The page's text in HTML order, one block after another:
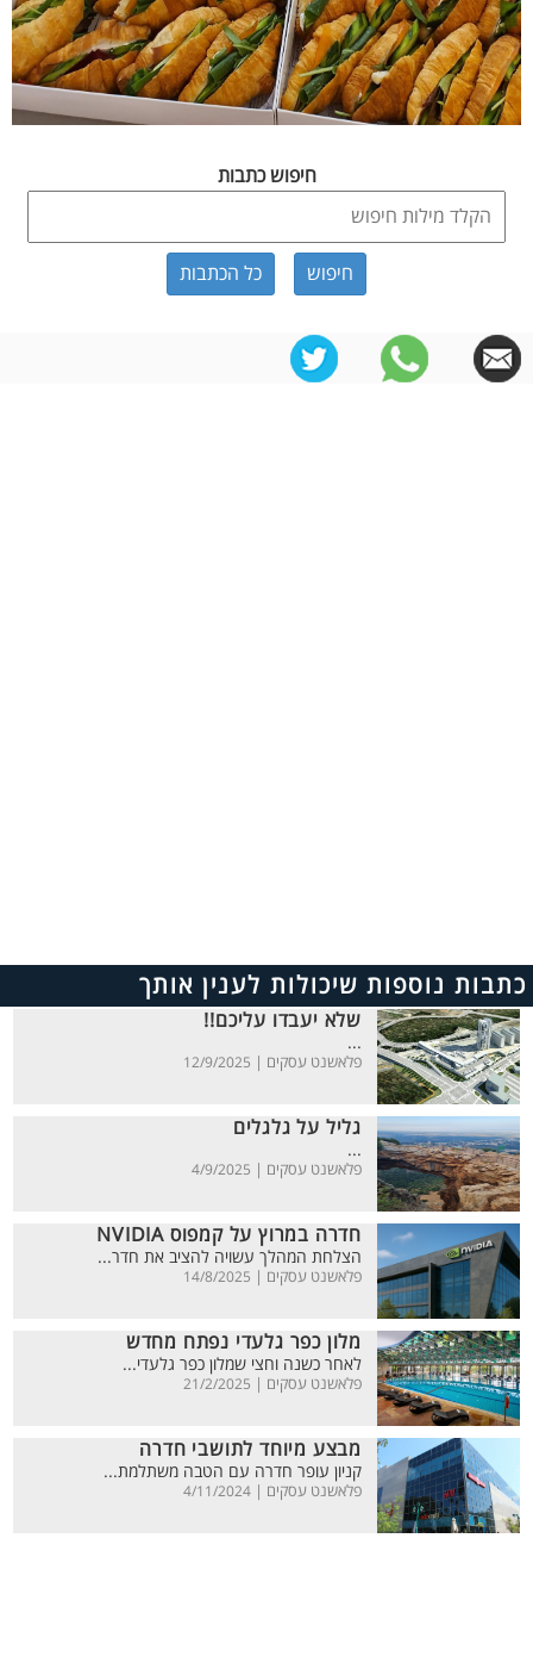
חיפוש כתבות
כל הכתבות
כתבות נוספות שיכולות לענין אותך
שלא יעבדו עליכם!!
...
פלאשנט עסקים | 12/9/2025
גליל על גלגלים
...
פלאשנט עסקים | 4/9/2025
חדרה במרוץ על קמפוס NVIDIA
הצלחת המהלך עשויה להציב את חדר...
פלאשנט עסקים | 14/8/2025
מלון כפר גלעדי נפתח מחדש
לאחר כשנה וחצי שמלון כפר גלעדי...
פלאשנט עסקים | 21/2/2025
מבצע מיוחד לתושבי חדרה
קניון עופר חדרה עם הטבה משתלמת...
פלאשנט עסקים | 4/11/2024